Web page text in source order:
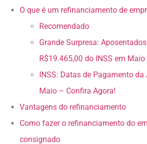
O que é um refinanciamento de
Recomendado
Grande Surpresa:
R$19.465,00 do INSS em
INSS: Datas de Pagamento
Maio – Confira Agora!
Vantagens do refinanciamento
Como fazer o refinanciamento do
consignado